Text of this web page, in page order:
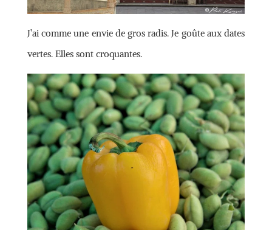
J’ai comme une envie de gros radis. Je goûte aux dates
vertes. Elles sont croquantes.